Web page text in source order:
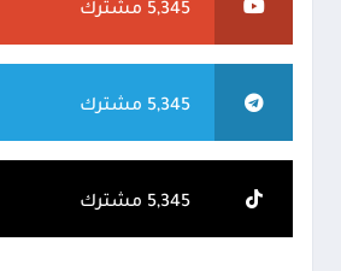
5,345 مشترك
5,345 مشترك
5,345 مشترك